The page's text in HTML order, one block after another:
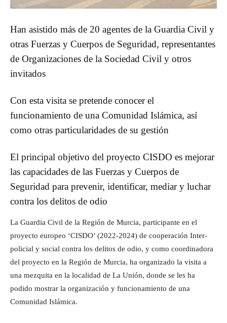
Han asistido más de 20 agentes de la Guardia Civil y
otras Fuerzas y Cuerpos de Seguridad, representantes
de Organizaciones de la Sociedad Civil y otros
invitados
Con esta visita se pretende conocer el
funcionamiento de una Comunidad Islámica, así
como otras particularidades de su gestión
El principal objetivo del proyecto CISDO es mejorar
las capacidades de las Fuerzas y Cuerpos de
Seguridad para prevenir, identificar, mediar y luchar
contra los delitos de odio
La Guardia Civil de la Región de Murcia, participante en el
proyecto europeo ‘CISDO’ (2022-2024) de cooperación Inter-
policial y social contra los delitos de odio, y como coordinadora
del proyecto en la Región de Murcia, ha organizado la visita a
una mezquita en la localidad de La Unión, donde se les ha
podido mostrar la organización y funcionamiento de una
Comunidad Islámica.